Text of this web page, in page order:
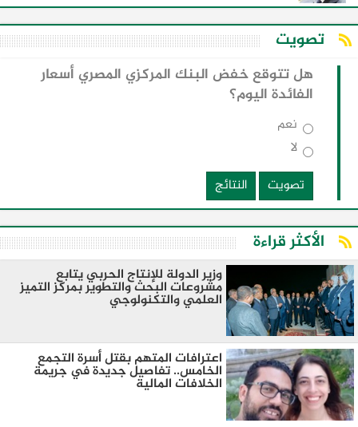
تصويت
هل تتوقع خفض البنك المركزي المصري أسعار
الفائدة اليوم؟
نعم
لا
تصويت
النتائج
الأكثر قراءة
وزير الدولة للإنتاج الحربي يتابع
مشروعات البحث والتطوير بمركز التميز
العلمي والتكنولوجي
اعترافات المتهم بقتل أسرة التجمع
الخامس.. تفاصيل جديدة في جريمة
الخلافات المالية